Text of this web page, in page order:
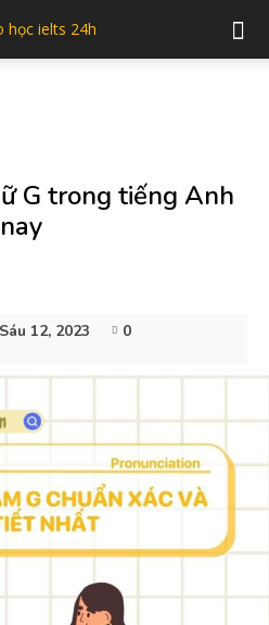
G trong tiếng Anh
12, 2023 0